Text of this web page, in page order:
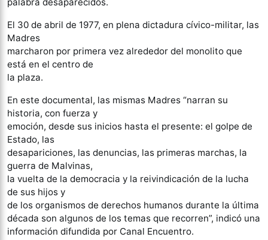
El 30 de abril de 1977, en plena dictadura cívico-militar, las
Madres
marcharon por primera vez alrededor del monolito que
está en el centro de
la plaza.
En este documental, las mismas Madres “narran su
historia, con fuerza y
emoción, desde sus inicios hasta el presente: el golpe de
Estado, las
desapariciones, las denuncias, las primeras marchas, la
guerra de Malvinas,
la vuelta de la democracia y la reivindicación de la lucha
de sus hijos y
de los organismos de derechos humanos durante la última
década son algunos de los temas que recorren”, indicó una
información difundida por Canal Encuentro.